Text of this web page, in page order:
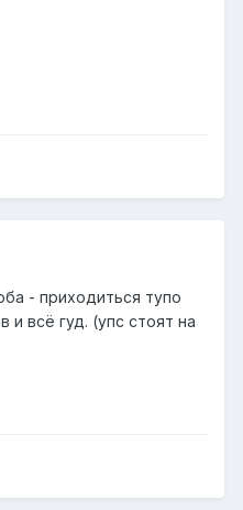
- приходиться тупо
и всё гуд. (упс стоят на